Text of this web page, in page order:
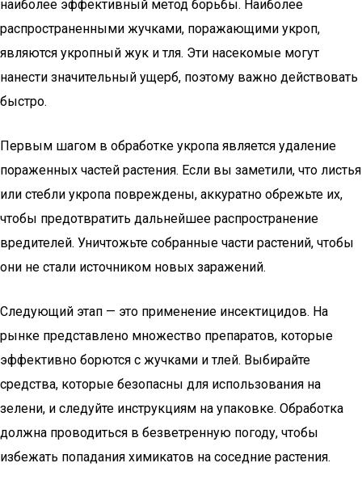
наиболее эффективный метод борьбы. Наиболее
распространенными жучками, поражающими укроп,
являются укропный жук и тля. Эти насекомые могут
нанести значительный ущерб, поэтому важно действовать
быстро.
Первым шагом в обработке укропа является удаление
пораженных частей растения. Если вы заметили, что листья
или стебли укропа повреждены, аккуратно обрежьте их,
чтобы предотвратить дальнейшее распространение
вредителей. Уничтожьте собранные части растений, чтобы
они не стали источником новых заражений.
Следующий этап — это применение инсектицидов. На
рынке представлено множество препаратов, которые
эффективно борются с жучками и тлей. Выбирайте
средства, которые безопасны для использования на
зелени, и следуйте инструкциям на упаковке. Обработка
должна проводиться в безветренную погоду, чтобы
избежать попадания химикатов на соседние растения.